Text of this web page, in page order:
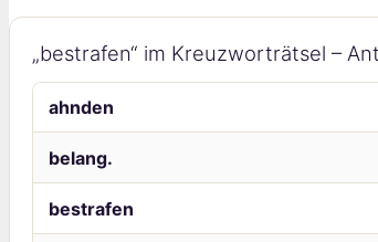
„bestrafen“ im Kreuzworträtsel –
ahnden
belang.
bestrafen